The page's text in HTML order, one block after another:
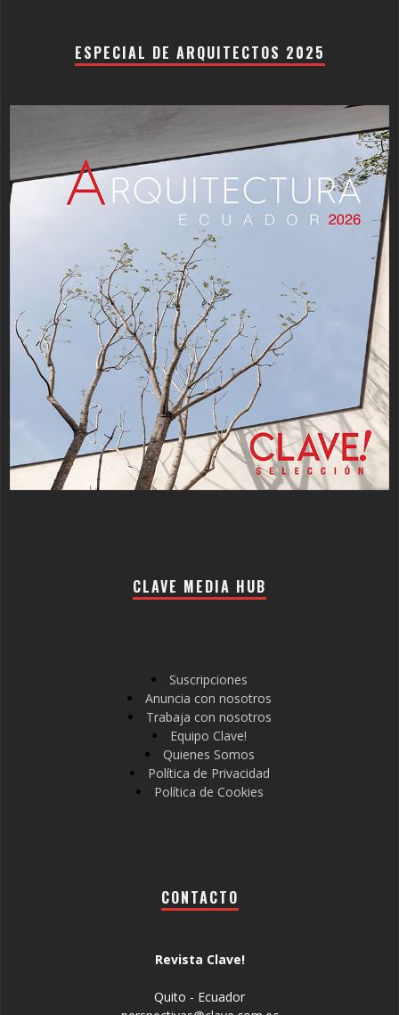
ESPECIAL DE ARQUITECTOS 2025
CLAVE MEDIA HUB
Suscripciones
Anuncia con nosotros
Trabaja con nosotros
Equipo Clave!
Quienes Somos
Política de Privacidad
Política de Cookies
CONTACTO
Revista Clave!
Quito - Ecuador